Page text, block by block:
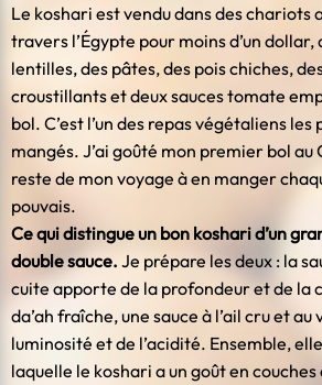
Le koshari est vendu dans des chariots
travers l’Égypte pour moins d’un dollar,
lentilles, des pâtes, des pois chiches,
croustillants et deux sauces tomate
bol. C’est l’un des repas végétaliens les
mangés. J’ai goûté mon premier bol au
reste de mon voyage à en manger
pouvais.
Ce qui distingue un bon koshari d’un
double sauce. Je prépare les deux : la
cuite apporte de la profondeur et de la
da’ah fraîche, une sauce à l’ail cru et
luminosité et de l’acidité. Ensemble,
laquelle le koshari a un goût en